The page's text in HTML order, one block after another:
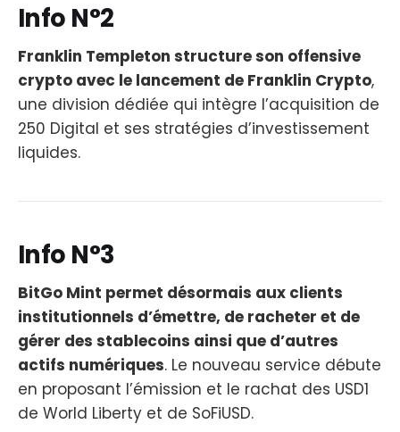
Info N°2
Franklin Templeton structure son offensive
crypto avec le lancement de Franklin Crypto,
une division dédiée qui intègre l’acquisition de
250 Digital et ses stratégies d’investissement
liquides.
Info N°3
BitGo Mint permet désormais aux clients
institutionnels d’émettre, de racheter et de
gérer des stablecoins ainsi que d’autres
actifs numériques. Le nouveau service débute
en proposant l’émission et le rachat des USD1
de World Liberty et de SoFiUSD.